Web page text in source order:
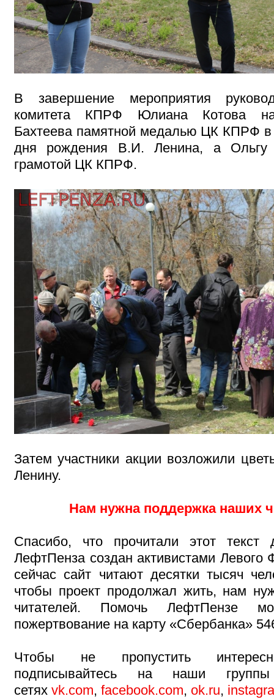
В завершение мероприятия
комитета КПРФ Юлиана Котова
Бахтеева памятной медалью ЦК КПРФ в
дня рождения В.И. Ленина, а Ольгу
грамотой ЦК КПРФ.
Затем участники акции возложили
Ленину.
Нам нужна поддержка наших
Спасибо, что прочитали этот
ЛефтПенза создан активистами Левого
сейчас сайт читают десятки тысяч
чтобы проект продолжал жить, нам
читателей. Помочь ЛефтПензе
пожертвование на карту «Сбербанка»
Чтобы не пропустить
подписывайтесь на наши
сетях vk.com, facebook.com, ok.ru,